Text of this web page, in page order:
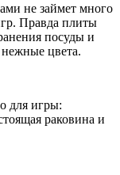
не займет много
Правда плиты
посуды и
цвета.
для игры:
раковина и